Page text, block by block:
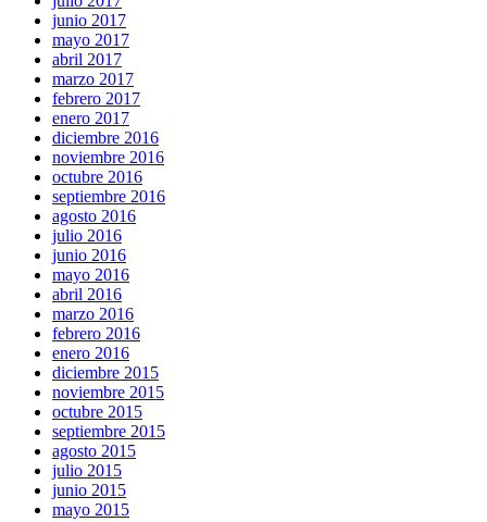
junio 2017
mayo 2017
abril 2017
marzo 2017
febrero 2017
enero 2017
diciembre 2016
noviembre 2016
octubre 2016
septiembre 2016
agosto 2016
julio 2016
junio 2016
mayo 2016
abril 2016
marzo 2016
febrero 2016
enero 2016
diciembre 2015
noviembre 2015
octubre 2015
septiembre 2015
agosto 2015
julio 2015
junio 2015
mayo 2015